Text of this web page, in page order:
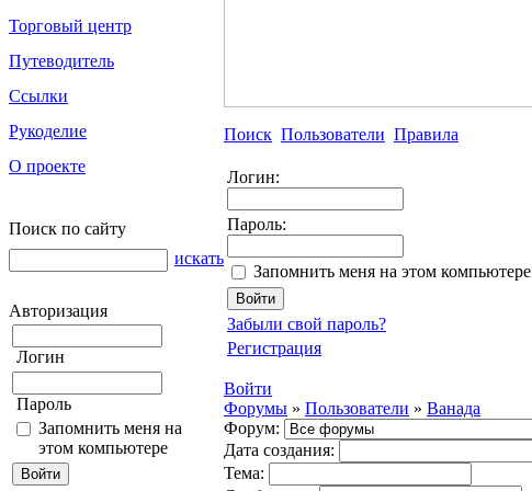
Торговый центр
Путеводитель
Ссылки
Рукоделие
О проекте
Поиск по сайту
искать
Авторизация
Логин
Пароль
Запомнить меня на
этом компьютере
Поиск Пользователи Правила
Логин:
Пароль:
Запомнить меня на этом компьютере
Забыли свой пароль?
Регистрация
Войти
Форумы » Пользователи » Ванада
Форум:
Дата создания:
Тема: